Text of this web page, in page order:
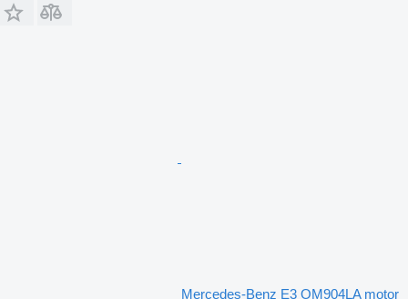
Mercedes-Benz E3 OM904LA motor